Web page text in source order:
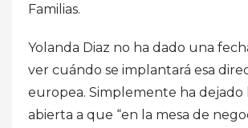
Familias.
Yolanda Diaz no ha dado una
ver cuándo se implantará esa
europea. Simplemente ha dejado
abierta a que “en la mesa de